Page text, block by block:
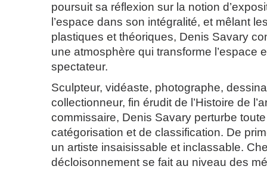
poursuit sa réflexion sur la notion
l’espace dans son intégralité, et mêlant
plastiques et théoriques, Denis Savary
une atmosphère qui transforme l’espace
spectateur.
Sculpteur, vidéaste, photographe,
collectionneur, fin érudit de l’Histoire de
commissaire, Denis Savary perturbe
catégorisation et de classification. De
un artiste insaisissable et inclassable.
décloisonnement se fait au niveau des